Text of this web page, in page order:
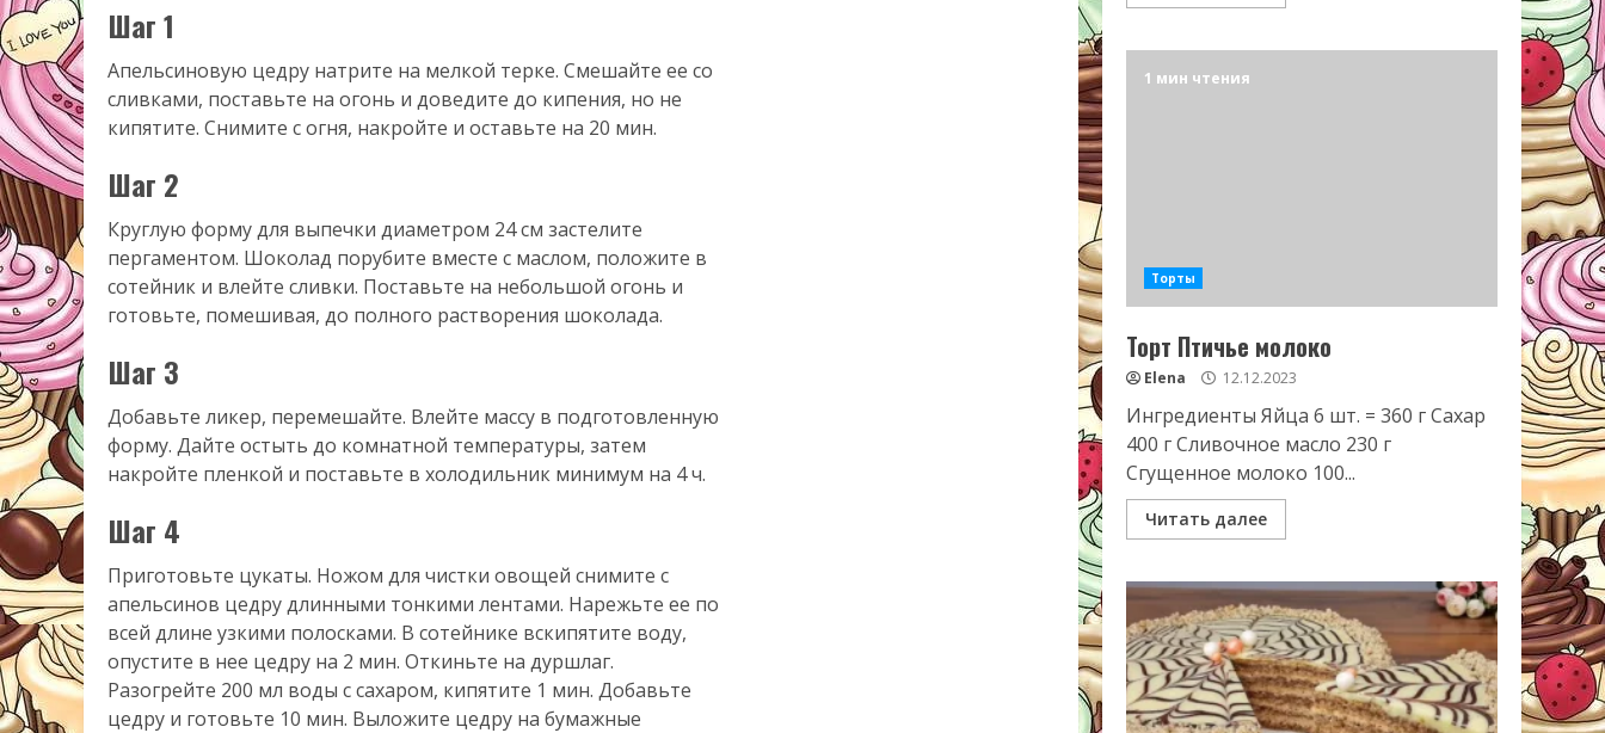
Шаг 1
Апельсиновую цедру натрите на мелкой терке. Смешайте ее со
сливками, поставьте на огонь и доведите до кипения, но не
кипятите. Снимите с огня, накройте и оставьте на 20 мин.
Шаг 2
Круглую форму для выпечки диаметром 24 см застелите
пергаментом. Шоколад порубите вместе с маслом, положите в
сотейник и влейте сливки. Поставьте на небольшой огонь и
готовьте, помешивая, до полного растворения шоколада.
Шаг 3
Добавьте ликер, перемешайте. Влейте массу в подготовленную
форму. Дайте остыть до комнатной температуры, затем
накройте пленкой и поставьте в холодильник минимум на 4 ч.
Шаг 4
Приготовьте цукаты. Ножом для чистки овощей снимите с
апельсинов цедру длинными тонкими лентами. Нарежьте ее по
всей длине узкими полосками. В сотейнике вскипятите воду,
опустите в нее цедру на 2 мин. Откиньте на дуршлаг.
Разогрейте 200 мл воды с сахаром, кипятите 1 мин. Добавьте
цедру и готовьте 10 мин. Выложите цедру на бумажные
1 мин чтения
Торты
Торт Птичье молоко
Elena 12.12.2023
Ингредиенты Яйца 6 шт. = 360 г Сахар
400 г Сливочное масло 230 г
Сгущенное молоко 100...
Читать далее